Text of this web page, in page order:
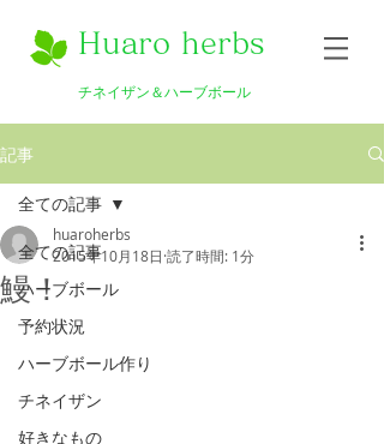
Huaro herbs
チネイザン＆ハーブボール
記事
全ての記事
ハーブボール
予約状況
ハーブボール作り
チネイザン
好きなもの
全ての記事
鰻！
huaroherbs
2015年10月18日 読了時間: 1分